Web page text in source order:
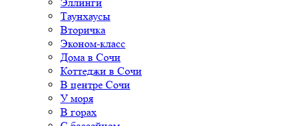
Таунхаусы
Вторичка
Эконом-класс
Дома в Сочи
Коттеджи в Сочи
В центре Сочи
У моря
В горах